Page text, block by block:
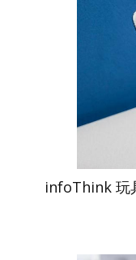
infoThink 玩